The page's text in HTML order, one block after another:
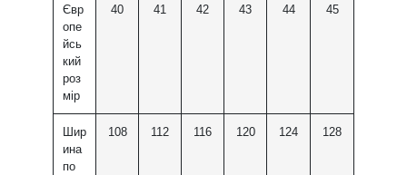
Євр
опе
йсь
кий
роз
мір
40 41 42 43 44 45
Шир
ина
по
108 112 116 120 124 128